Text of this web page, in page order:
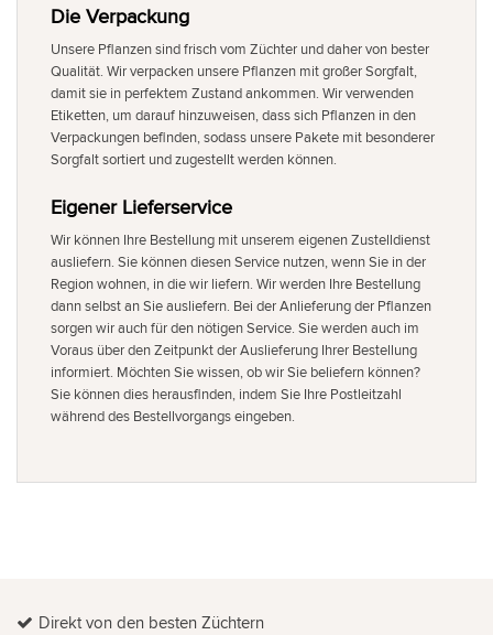
Die Verpackung
Unsere Pflanzen sind frisch vom Züchter und daher von bester
Qualität. Wir verpacken unsere Pflanzen mit großer Sorgfalt,
damit sie in perfektem Zustand ankommen. Wir verwenden
Etiketten, um darauf hinzuweisen, dass sich Pflanzen in den
Verpackungen befinden, sodass unsere Pakete mit besonderer
Sorgfalt sortiert und zugestellt werden können.
Eigener Lieferservice
Wir können Ihre Bestellung mit unserem eigenen Zustelldienst
ausliefern. Sie können diesen Service nutzen, wenn Sie in der
Region wohnen, in die wir liefern. Wir werden Ihre Bestellung
dann selbst an Sie ausliefern. Bei der Anlieferung der Pflanzen
sorgen wir auch für den nötigen Service. Sie werden auch im
Voraus über den Zeitpunkt der Auslieferung Ihrer Bestellung
informiert. Möchten Sie wissen, ob wir Sie beliefern können?
Sie können dies herausfinden, indem Sie Ihre Postleitzahl
während des Bestellvorgangs eingeben.
Direkt von den besten Züchtern